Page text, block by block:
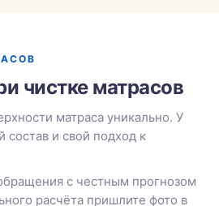
чистке матрасов
матраса уникально. У
состав и свой подход к
с честным прогнозом
расчёта пришлите фото в